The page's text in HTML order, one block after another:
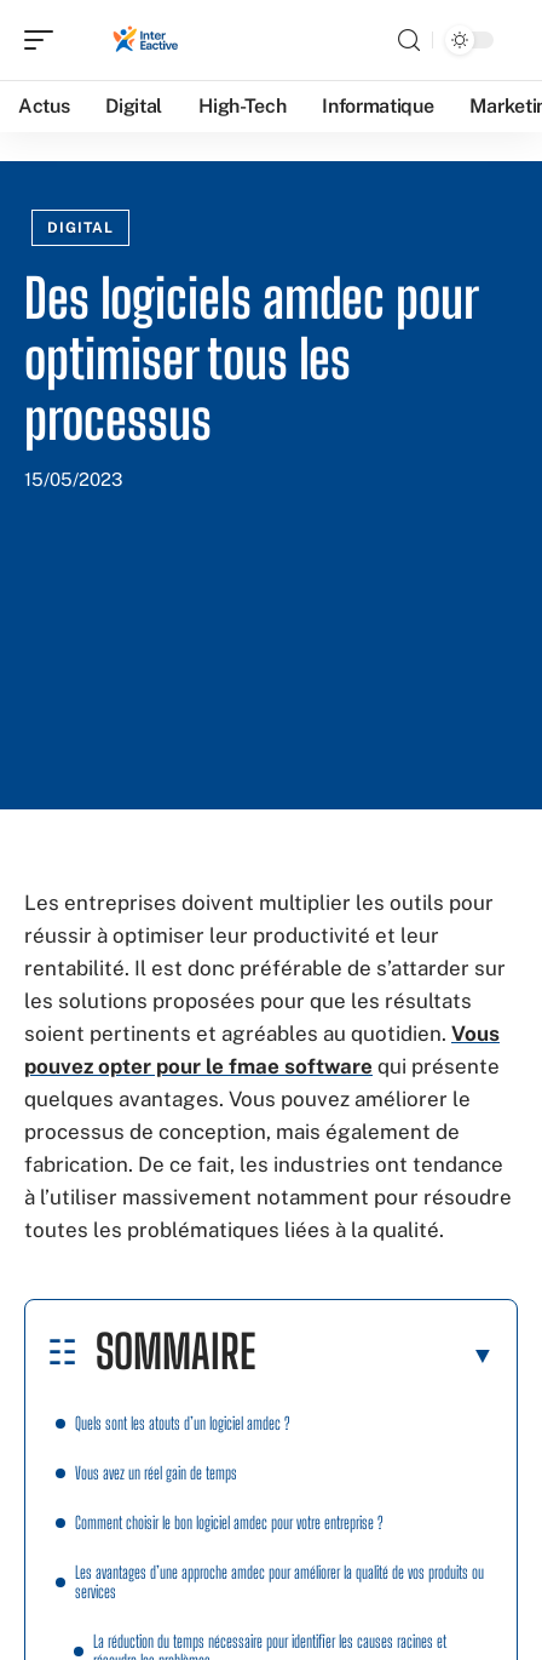
Actus Digital High-Tech Informatique
DIGITAL
Des logiciels amdec pour
optimiser tous les
processus
15/05/2023
Les entreprises doivent multiplier les outils pour
réussir à optimiser leur productivité et leur
rentabilité. Il est donc préférable de s’attarder sur
les solutions proposées pour que les résultats
soient pertinents et agréables au quotidien. Vous
pouvez opter pour le fmae software qui présente
quelques avantages. Vous pouvez améliorer le
processus de conception, mais également de
fabrication. De ce fait, les industries ont tendance
à l’utiliser massivement notamment pour résoudre
toutes les problématiques liées à la qualité.
SOMMAIRE
Quels sont les atouts d’un logiciel amdec ?
Vous avez un réel gain de temps
Comment choisir le bon logiciel amdec pour votre entreprise ?
Les avantages d’une approche amdec pour améliorer la qualité de vos produits ou
services
La réduction du temps nécessaire pour identifier les causes racines et